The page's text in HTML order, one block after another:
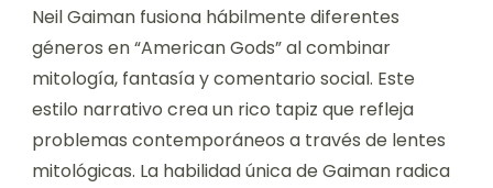
Neil Gaiman fusiona hábilmente diferentes
géneros en “American Gods” al combinar
mitología, fantasía y comentario social. Este
estilo narrativo crea un rico tapiz que refleja
problemas contemporáneos a través de lentes
mitológicas. La habilidad única de Gaiman radica